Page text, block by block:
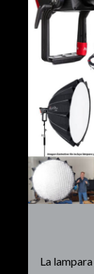
La lampara